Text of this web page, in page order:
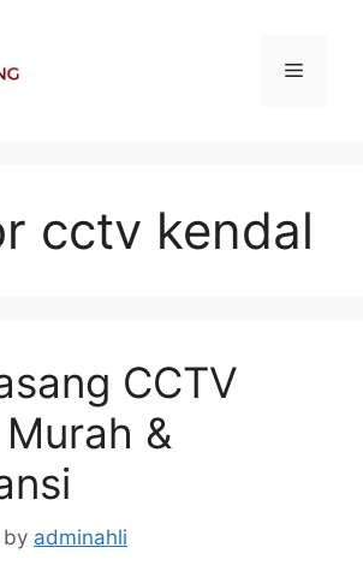
Menu
cctv kendal
CCTV
&
by adminahli